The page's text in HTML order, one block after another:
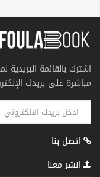
اشترك بالقائمة
مباشرة على بريدك
اتصل بنا
انشر معنا